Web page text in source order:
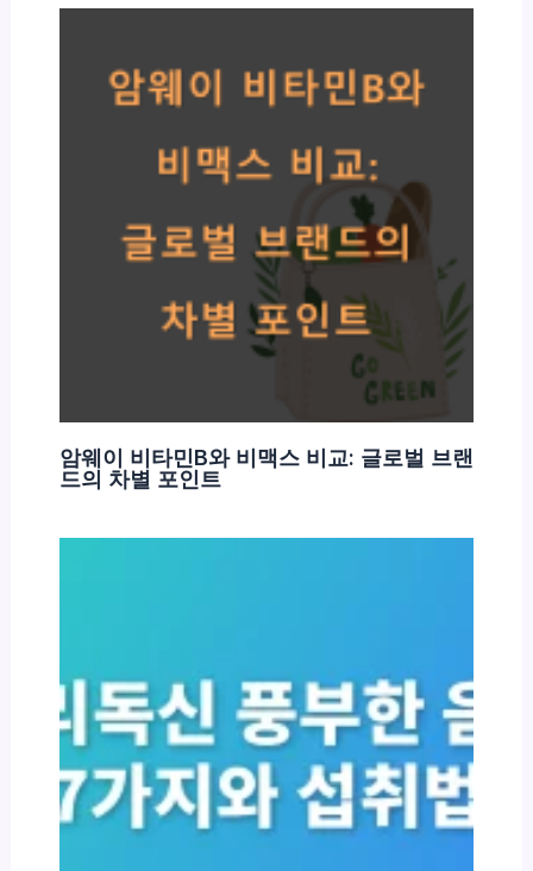
암웨이 비타민B와 비맥스 비교: 글로벌 브랜
드의 차별 포인트